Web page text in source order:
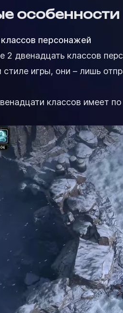
особенности
персонажей
2 двенадцать классов
стиле игры, они – лишь
классов имеет